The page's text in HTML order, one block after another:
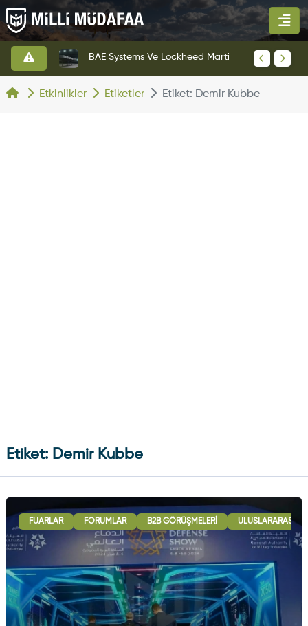
Etkinlikler Etiketler Etiket: Demir Kubbe
Etiket: Demir Kubbe
FUARLAR FORUMLAR B2B GÖRÜŞMELERI ULUSLARARASI